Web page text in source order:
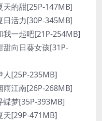
天的甜[25P-147MB]
日活力[30P-345MB]
我一起吧[21P-254MB]
甜向日葵女孩[31P-
人[25P-235MB]
雨江南[26P-268MB]
蝶梦[35P-393MB]
天[29P-471MB]